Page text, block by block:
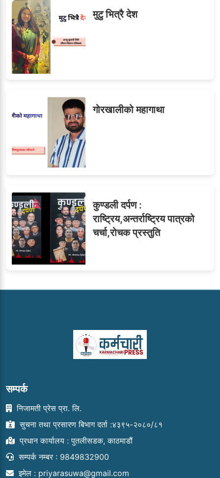
मुटु भित्रै देश
गोरखालीको महागाथा
कुण्डली दर्पण :
राष्ट्रिय,अन्तर्राष्ट्रिय पात्रको
चर्चा,रोचक प्रस्तुति
सम्पर्क
निजामती प्रेस प्रा. लि.
सुचना तथा प्रसारण बिभाग दर्ता :४३९५-२०८०/८१
प्रधान कार्यालय : पुतलीसडक, काठमाडौं
सम्पर्क नम्बर : 9849832900
इमेल : priyarasuwa@gmail.com